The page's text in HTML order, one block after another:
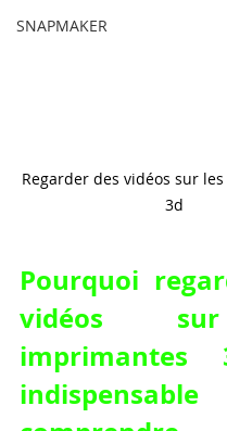
SNAPMAKER
Regarder des vidéos sur
3d
Pourquoi
vidéos